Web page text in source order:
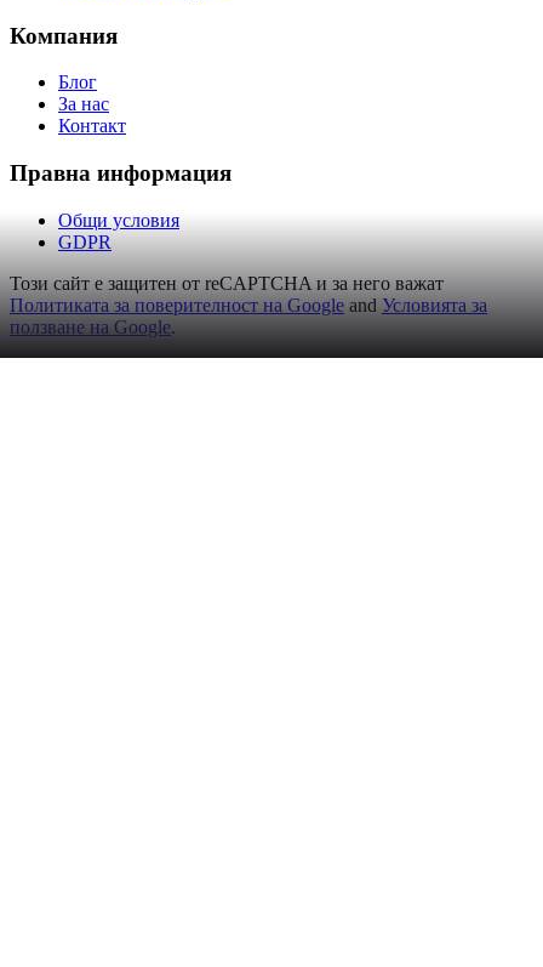
Компания
Блог
За нас
Контакт
Правна информация
Общи условия
GDPR
Този сайт е защитен от reCAPTCHA и за него важат
Политиката за поверителност на Google and Условията за
ползване на Google.